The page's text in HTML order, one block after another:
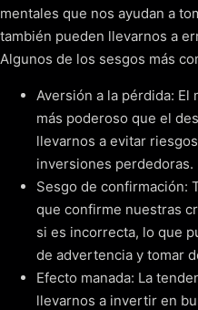
mentales que nos ayudan a
también pueden llevarnos a
Algunos de los sesgos más
Aversión a la pérdida:
más poderoso que el
llevarnos a evitar
inversiones perdedoras.
Sesgo de confirmación:
que confirme nuestras
si es incorrecta, lo que
de advertencia y tomar
Efecto manada: La
llevarnos a invertir en